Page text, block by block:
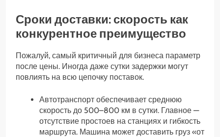
Сроки доставки: скорость как
конкурентное преимущество
Пожалуй, самый критичный для бизнеса параметр
после цены. Иногда даже сутки задержки могут
повлиять на всю цепочку поставок.
Автотранспорт обеспечивает среднюю
скорость до 500–800 км в сутки. Главное —
отсутствие простоев на станциях и гибкость
маршрута. Машина может доставить груз «от